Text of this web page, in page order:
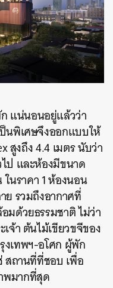
แน่นอนอยู่แล้วว่า
นพิเศษจึงออกแบบให้
สูงถึง 4.4 เมตร นับว่า
ป และห้องมีขนาด
นราคา 1 ห้องนอน
รวมถึงอากาศที่
มด้วยธรรมชาติ ไม่ว่า
จ้า ต้นไม้เขียวขจีของ
เทพฯ-อโศก ผู้พัก
สถานที่ที่ชอบ เพื่อ
มากที่สุด